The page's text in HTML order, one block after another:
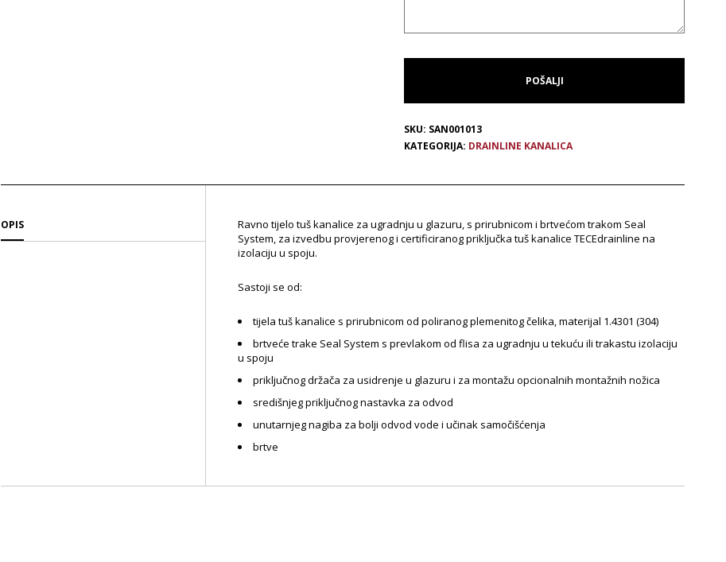
SKU: SAN001013
KATEGORIJA: DRAINLINE KANALICA
OPIS
Ravno tijelo tuš kanalice za ugradnju u glazuru, s prirubnicom i brtvećom trakom Seal
System, za izvedbu provjerenog i certificiranog priključka tuš kanalice TECEdrainline na
izolaciju u spoju.
Sastoji se od:
tijela tuš kanalice s prirubnicom od poliranog plemenitog čelika, materijal 1.4301 (304)
brtveće trake Seal System s prevlakom od flisa za ugradnju u tekuću ili trakastu izolaciju
u spoju
priključnog držača za usidrenje u glazuru i za montažu opcionalnih montažnih nožica
središnjeg priključnog nastavka za odvod
unutarnjeg nagiba za bolji odvod vode i učinak samočišćenja
brtve